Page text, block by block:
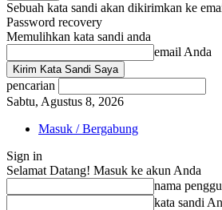
Sebuah kata sandi akan dikirimkan ke
Password recovery
Memulihkan kata sandi anda
email Anda
pencarian
Sabtu, Agustus 8, 2026
Masuk / Bergabung
Sign in
Selamat Datang! Masuk ke akun Anda
nama
kata sandi